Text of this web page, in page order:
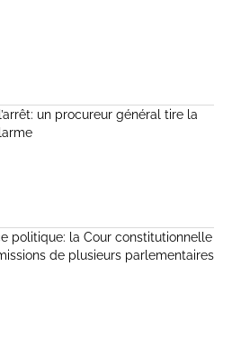
un procureur général tire la
politique: la Cour constitutionnelle
de plusieurs parlementaires